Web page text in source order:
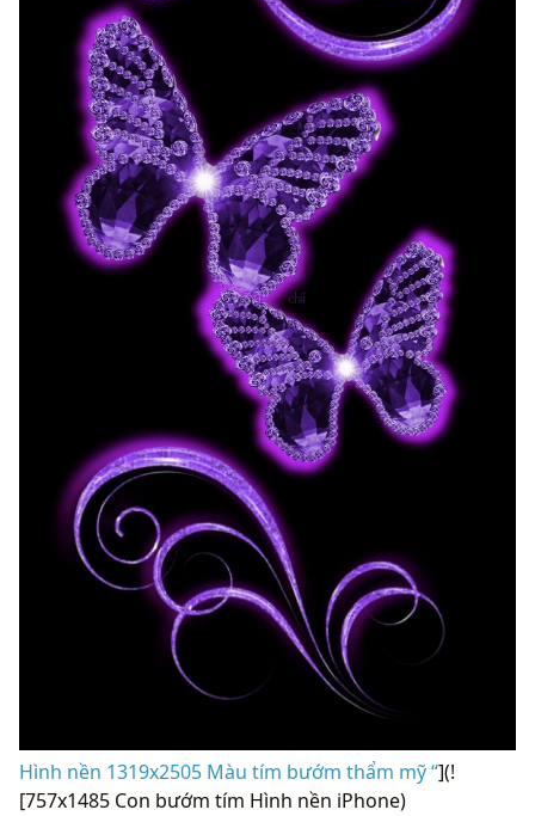
Hình nền 1319x2505 Màu tím bướm thẩm mỹ “](!
[757x1485 Con bướm tím Hình nền iPhone)